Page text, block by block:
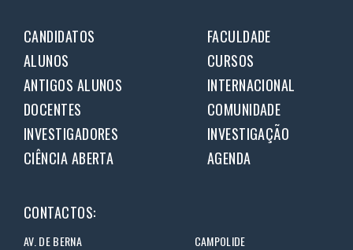
CANDIDATOS
FACULDADE
ALUNOS
CURSOS
ANTIGOS ALUNOS
INTERNACIONAL
DOCENTES
COMUNIDADE
INVESTIGADORES
INVESTIGAÇÃO
CIÊNCIA ABERTA
AGENDA
CONTACTOS:
AV. DE BERNA CAMPOLIDE